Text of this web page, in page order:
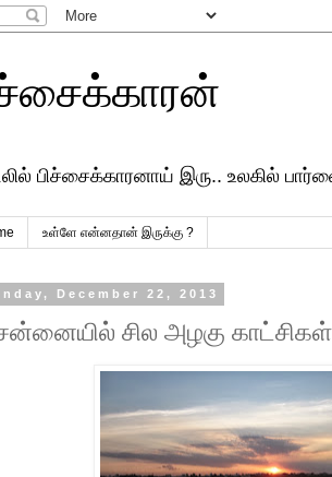
பிச்சைக்காரனாய் இரு.. உலகில்
உள்ளே என்னதான் இருக்கு ?
December 22, 2013
சில அழகு காட்சிகள்